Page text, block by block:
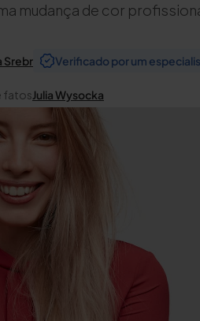
mudança de cor
Srebr Verificado por um
fatosJulia Wysocka